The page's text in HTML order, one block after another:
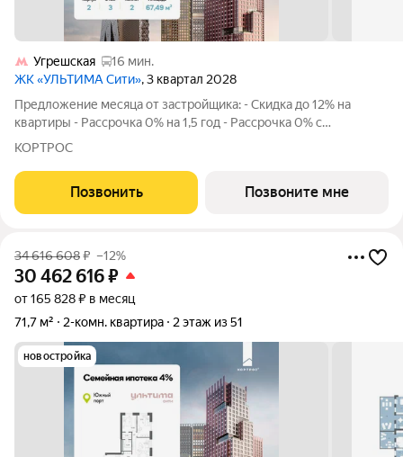
Угрешская
16 мин.
ЖК «УЛЬТИМА Сити», 3 квартал 2028
Предложение месяца от застройщика: - Скидка до 12% на
квартиры - Рассрочка 0% на 1,5 год - Рассрочка 0% с
первоначальным взносом от 10% - Ипотека для всех, ставка
Ипотека для всех на весь
КОРТРОС
Позвонить Позвоните мне
34 616 608₽ –12%
30 462 616₽
от 165 828 ₽ в месяц
71,7 м²
2-комн. квартира 2 этаж из 51
новостройка